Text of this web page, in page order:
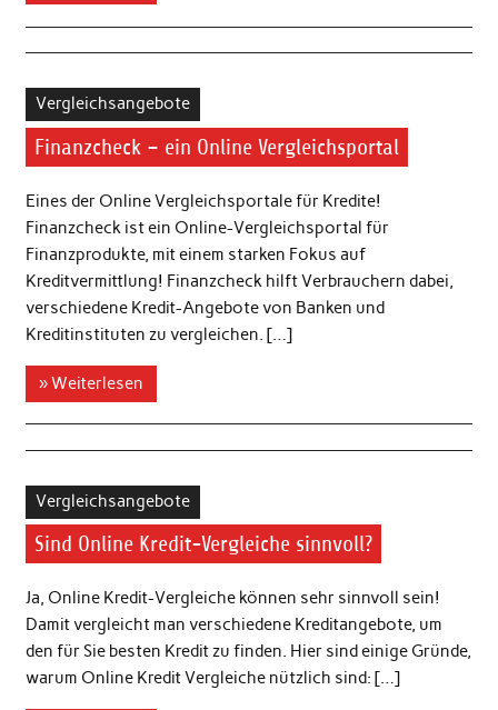
Vergleichsangebote
Finanzcheck – ein Online Vergleichsportal
Eines der Online Vergleichsportale für Kredite!
Finanzcheck ist ein Online-Vergleichsportal für
Finanzprodukte, mit einem starken Fokus auf
Kreditvermittlung! Finanzcheck hilft Verbrauchern dabei,
verschiedene Kredit-Angebote von Banken und
Kreditinstituten zu vergleichen. […]
» Weiterlesen
Vergleichsangebote
Sind Online Kredit-Vergleiche sinnvoll?
Ja, Online Kredit-Vergleiche können sehr sinnvoll sein!
Damit vergleicht man verschiedene Kreditangebote, um
den für Sie besten Kredit zu finden. Hier sind einige Gründe,
warum Online Kredit Vergleiche nützlich sind: […]